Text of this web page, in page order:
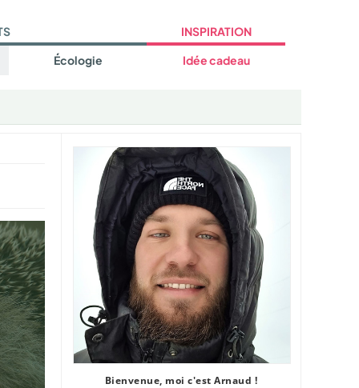
Écologie
INSPIRATION
Idée cadeau
Bienvenue, moi c'est Arnaud !